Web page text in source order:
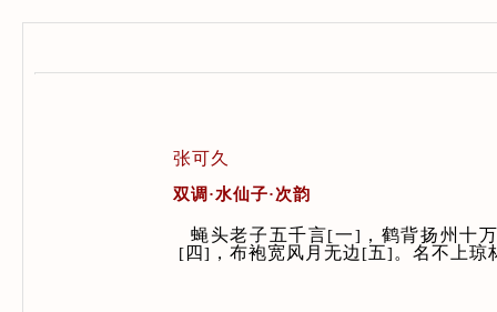
张可久
双调·水仙子·次韵
蝇头老子五千言[一] ，鹤背扬州十
[ 四] ，布袍宽风月无边 [五] 。名不上琼